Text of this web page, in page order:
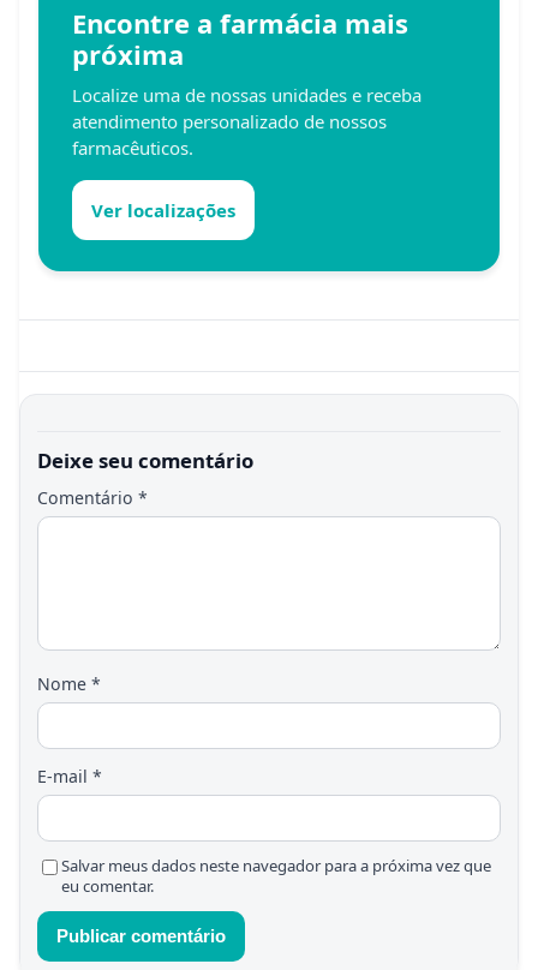
Encontre a farmácia mais
próxima
Localize uma de nossas unidades e receba
atendimento personalizado de nossos
farmacêuticos.
Ver localizações
Deixe seu comentário
Comentário *
Nome *
E-mail *
Salvar meus dados neste navegador para a próxima vez que
eu comentar.